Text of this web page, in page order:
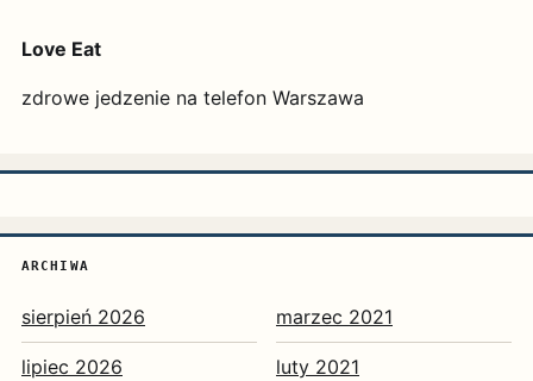
Love Eat
zdrowe jedzenie na telefon Warszawa
ARCHIWA
sierpień 2026
lipiec 2026
marzec 2021
luty 2021